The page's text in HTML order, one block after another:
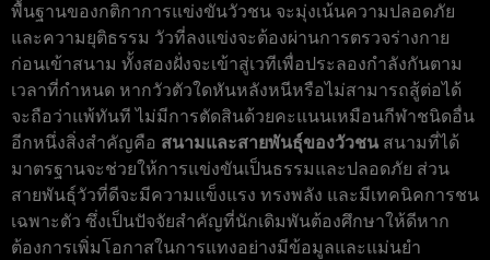
พื้นฐานของกติกาการแข่งขันวัวชน จะมุ่งเน้นความปลอดภัย
และความยุติธรรม วัวที่ลงแข่งจะต้องผ่านการตรวจร่างกาย
ก่อนเข้าสนาม ทั้งสองฝั่งจะเข้าสู่เวทีเพื่อประลองกำลังกันตาม
เวลาที่กำหนด หากวัวตัวใดหันหลังหนีหรือไม่สามารถสู้ต่อได้
จะถือว่าแพ้ทันที ไม่มีการตัดสินด้วยคะแนนเหมือนกีฬาชนิดอื่น
อีกหนึ่งสิ่งสำคัญคือ สนามและสายพันธุ์ของวัวชน สนามที่ได้
มาตรฐานจะช่วยให้การแข่งขันเป็นธรรมและปลอดภัย ส่วน
สายพันธุ์วัวที่ดีจะมีความแข็งแรง ทรงพลัง และมีเทคนิคการชน
เฉพาะตัว ซึ่งเป็นปัจจัยสำคัญที่นักเดิมพันต้องศึกษาให้ดีหาก
ต้องการเพิ่มโอกาสในการแทงอย่างมีข้อมูลและแม่นยำ